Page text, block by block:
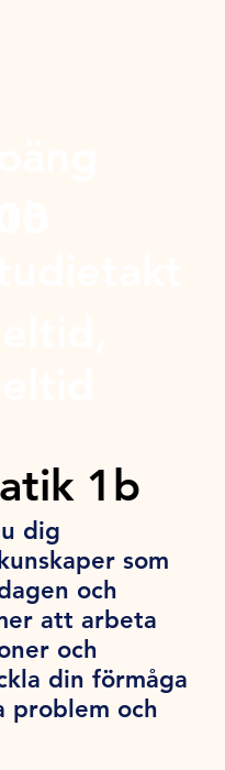
1b
dig
som
och
att arbeta
och
din förmåga
problem och